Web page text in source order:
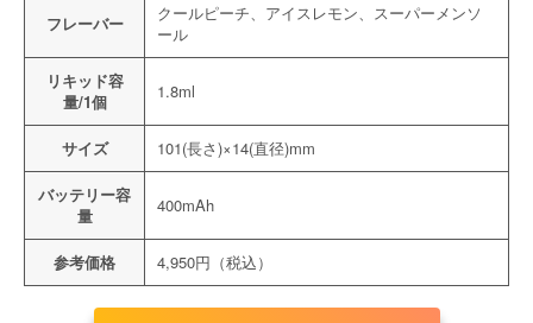
フレーバー
クールピーチ、アイスレモン、スーパーメンソ
ール
リキッド容
量/1個
1.8ml
サイズ 101(長さ)×14(直径)mm
バッテリー容
量
400mAh
参考価格 4,950円（税込）